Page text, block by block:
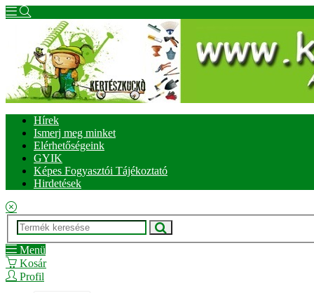
Hírek
Ismerj meg minket
Elérhetőségeink
GYIK
Képes Fogyasztói Tájékoztató
Hirdetések
Menü
Kosár
Profil